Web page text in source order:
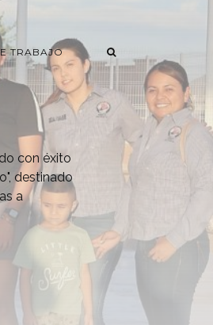
TRABAJO
con éxito
destinado
a